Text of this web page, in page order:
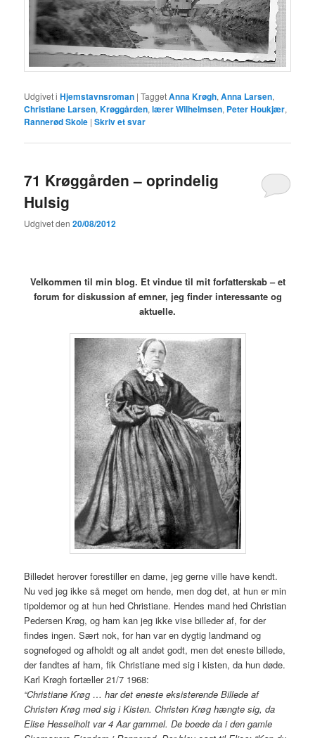
Udgivet i Hjemstavnsroman |TaggetAnna Krøgh,Anna Larsen,
Christiane Larsen,Krøggården,lærer Wilhelmsen, Peter Houkjær,
Rannerød Skole |Skriv et svar
71 Krøggården – oprindelig
Hulsig
Udgivet den20/08/2012
Velkommen til min blog. Et vindue til mit forfatterskab – et
forum for diskussion af emner, jeg finder interessante og
aktuelle.
Billedet herover forestiller en dame, jeg gerne ville have kendt.
Nu ved jeg ikke så meget om hende, men dog det, at hun er min
tipoldemor og at hun hed Christiane. Hendes mand hed Christian
Pedersen Krøg, og ham kan jeg ikke vise billeder af, for der
findes ingen. Sært nok, for han var en dygtig landmand og
sognefoged og afholdt og alt andet godt, men det eneste billede,
der fandtes af ham, fik Christiane med sig i kisten, da hun døde.
Karl Krøgh fortæller 21/7 1968:
“Christiane Krøg … har det eneste eksisterende Billede af
Christen Krøg med sig i Kisten. Christen Krøg hængte sig, da
Elise Hesselholt var 4 Aar gammel. De boede da i den gamle